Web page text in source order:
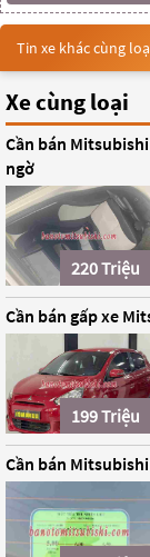
Tin xe khác cùng
Xe cùng loại
Cần bán Mitsubishi
ngờ
220 Triệu
Cần bán gấp xe
199 Triệu
Cần bán Mitsubishi